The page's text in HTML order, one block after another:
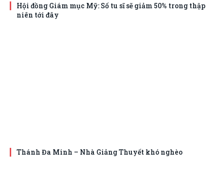
Hội đồng Giám mục Mỹ: Số tu sĩ sẽ giảm 50% trong thập
niên tới đây
Thánh Đa Minh – Nhà Giảng Thuyết khó nghèo